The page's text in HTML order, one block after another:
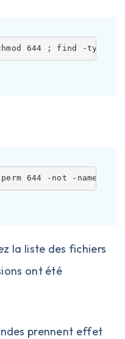
644 ; find -type d |
644 -not -name
la liste des fichiers
ont été
prennent effet